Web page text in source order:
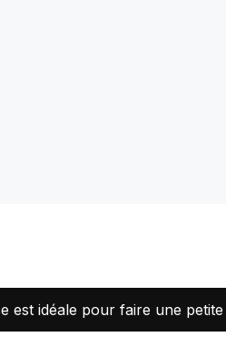
est idéale pour faire une